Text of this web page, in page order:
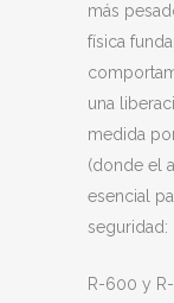
más
física
una
medida
(donde el
esencial
seguridad:
R-600 y